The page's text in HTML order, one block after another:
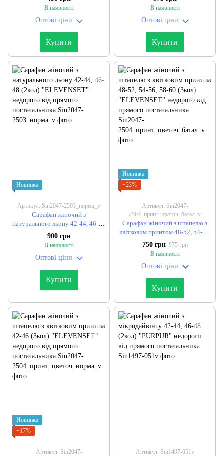
В наявності
Оптові ціни
Купити
недорого від прямого
В наявності
Оптові ціни
Купити
Новинка
Артикул: Sin2047-2503_норма_v
Сарафан жіночий з
натурального льону 42-44, 46-48
(2кол) "ELEVENSET" недорого
від прямого постачальника
900 грн
В наявності
Оптові ціни
Купити
Новинка
−23%
Артикул: Sin2047-
2504_принт_цветоч_батал_v
Сарафан жіночий з штапелю з
квітковим принтом 48-52, 54-56,
58-60 (3кол) "ELEVENSET"
недорого від прямого
750 грн 975 грн
В наявності
Оптові ціни
Купити
Новинка
−17%
Артикул: Sin2047-
Артикул: Sin1497-051v